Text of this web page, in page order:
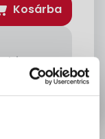
Kosárba
ingyenes
1 990 Ft